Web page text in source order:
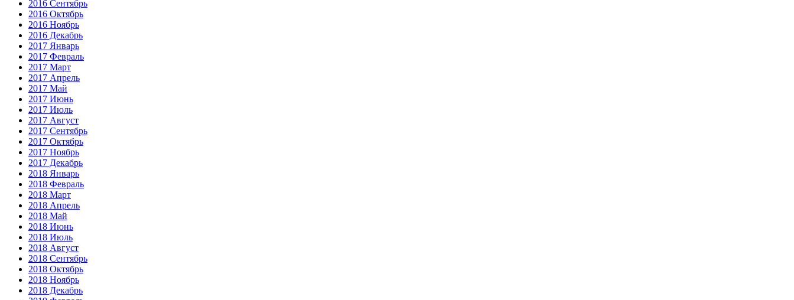
2016 Сентябрь
2016 Октябрь
2016 Ноябрь
2016 Декабрь
2017 Январь
2017 Февраль
2017 Март
2017 Апрель
2017 Май
2017 Июнь
2017 Июль
2017 Август
2017 Сентябрь
2017 Октябрь
2017 Ноябрь
2017 Декабрь
2018 Январь
2018 Февраль
2018 Март
2018 Апрель
2018 Май
2018 Июнь
2018 Июль
2018 Август
2018 Сентябрь
2018 Октябрь
2018 Ноябрь
2018 Декабрь